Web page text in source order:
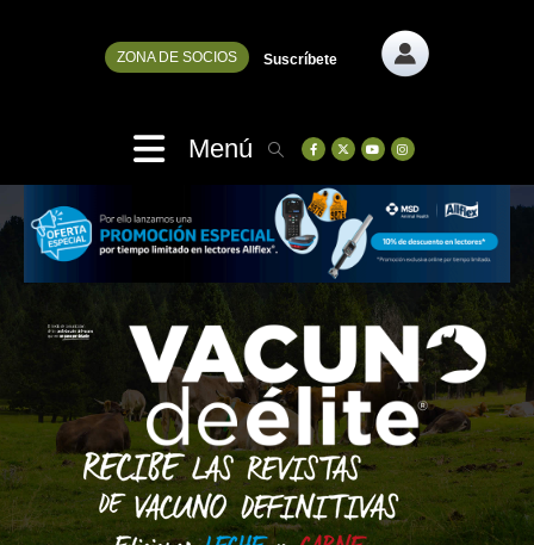
ZONA DE SOCIOS Suscríbete
Menú